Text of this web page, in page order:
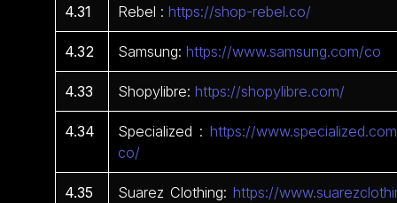
4.31 Rebel :https://shop-rebel.co/
4.32 Samsung:https://www.samsung.com/co
4.33 Shopylibre:https://shopylibre.com/
4.34 Specialized :https://
co/
4.35 Suarez Clothing:https://